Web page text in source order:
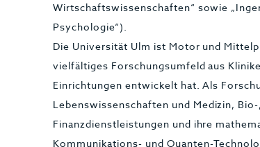
Wirtschaftswissenschaften“ sowie
Psychologie“).
Die Universität Ulm ist Motor und
vielfältiges Forschungsumfeld aus
Einrichtungen entwickelt hat. Als
Lebenswissenschaften und Medizin,
Finanzdienstleistungen und ihre
Kommunikations- und Quanten-